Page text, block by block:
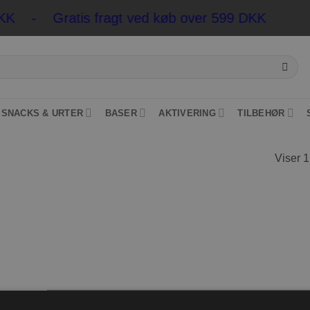
- Gratis fragt ved køb over 599 DKK
SNACKS & URTER BASER AKTIVERING TILBEHØR
Viser